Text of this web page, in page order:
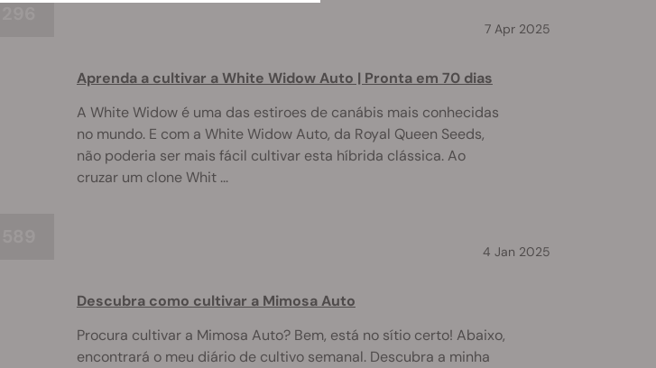
7 Apr 2025
Aprenda a cultivar a White Widow Auto | Pronta em 70 dias
A White Widow é uma das estiroes de canábis mais conhecidas
no mundo. E com a White Widow Auto, da Royal Queen Seeds,
não poderia ser mais fácil cultivar esta híbrida clássica. Ao
cruzar um clone Whit ...
4 Jan 2025
Descubra como cultivar a Mimosa Auto
Procura cultivar a Mimosa Auto? Bem, está no sítio certo! Abaixo,
encontrará o meu diário de cultivo semanal. Descubra a minha